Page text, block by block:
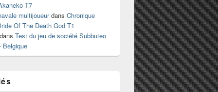
T7
multijoueurdans Chronique
Of The Death God T1
dans Test du jeu de société Subbuteo
Belgique